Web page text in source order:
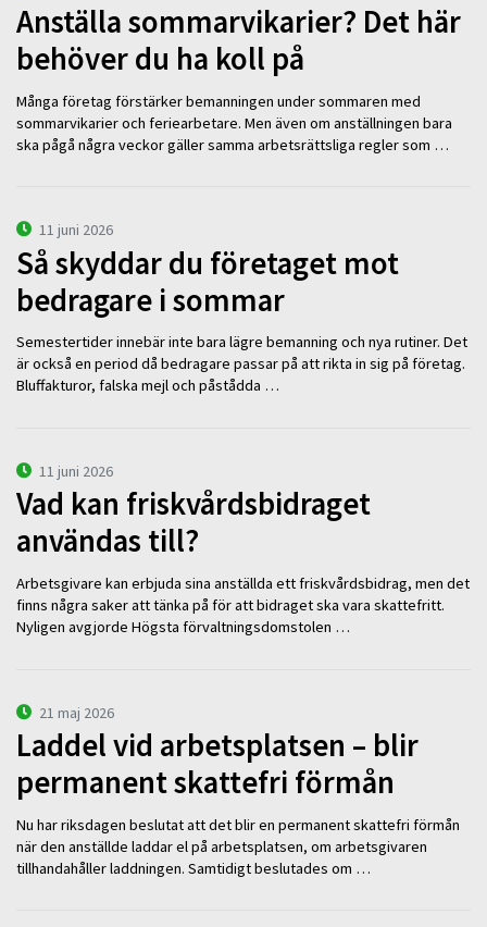
Anställa sommarvikarier? Det här
behöver du ha koll på
Många företag förstärker bemanningen under sommaren med
sommarvikarier och feriearbetare. Men även om anställningen bara
ska pågå några veckor gäller samma arbetsrättsliga regler som …
11 juni 2026
Så skyddar du företaget mot
bedragare i sommar
Semestertider innebär inte bara lägre bemanning och nya rutiner. Det
är också en period då bedragare passar på att rikta in sig på företag.
Bluffakturor, falska mejl och påstådda …
11 juni 2026
Vad kan friskvårdsbidraget
användas till?
Arbetsgivare kan erbjuda sina anställda ett friskvårdsbidrag, men det
finns några saker att tänka på för att bidraget ska vara skattefritt.
Nyligen avgjorde Högsta förvaltningsdomstolen …
21 maj 2026
Laddel vid arbetsplatsen – blir
permanent skattefri förmån
Nu har riksdagen beslutat att det blir en permanent skattefri förmån
när den anställde laddar el på arbetsplatsen, om arbetsgivaren
tillhandahåller laddningen. Samtidigt beslutades om …